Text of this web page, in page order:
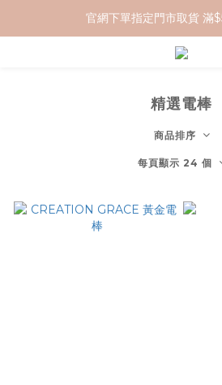
加入 MCG 會員｜即贈
官網下單指定門市取貨 滿
加入 MCG 會員｜即贈
精選電棒
商品排序
每頁顯示 24 個